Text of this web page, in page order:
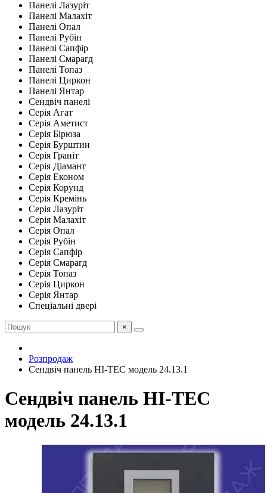
Панелі Лазуріт
Панелі Малахіт
Панелі Опал
Панелі Рубін
Панелі Сапфір
Панелі Смарагд
Панелі Топаз
Панелі Циркон
Панелі Янтар
Сендвіч панелі
Серія Агат
Серія Аметист
Серія Бірюза
Серія Бурштин
Серія Граніт
Серія Діамант
Серія Економ
Серія Корунд
Серія Кремінь
Серія Лазуріт
Серія Малахіт
Серія Опал
Серія Рубін
Серія Сапфір
Серія Смарагд
Серія Топаз
Серія Циркон
Серія Янтар
Спеціальні двері
×
Розпродаж
Сендвіч панель HI-TEC модель 24.13.1
Сендвіч панель HI-TEC
модель 24.13.1